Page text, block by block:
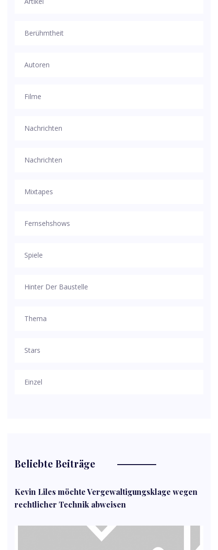
Berühmtheit
Autoren
Filme
Nachrichten
Nachrichten
Mixtapes
Fernsehshows
Spiele
Hinter Der Baustelle
Thema
Stars
Einzel
Beliebte Beiträge
Kevin Liles möchte Vergewaltigungsklage wegen
rechtlicher Technik abweisen